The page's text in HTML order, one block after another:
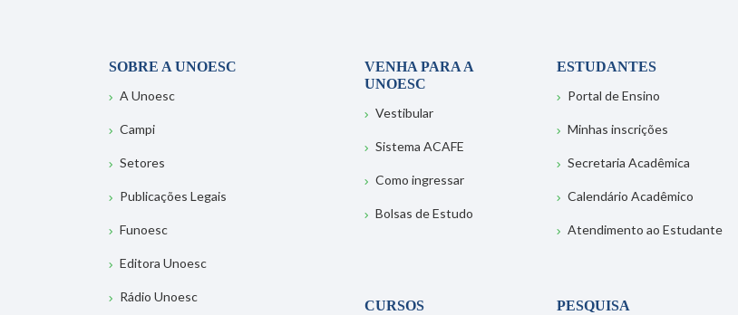
SOBRE A UNOESC
A Unoesc
Campi
Setores
Publicações Legais
Funoesc
Editora Unoesc
Rádio Unoesc
VENHA PARA A
UNOESC
Vestibular
Sistema ACAFE
Como ingressar
Bolsas de Estudo
ESTUDANTES
Portal de Ensino
Minhas inscrições
Secretaria Acadêmica
Calendário Acadêmico
Atendimento ao Estudante
CURSOS
PESQUISA